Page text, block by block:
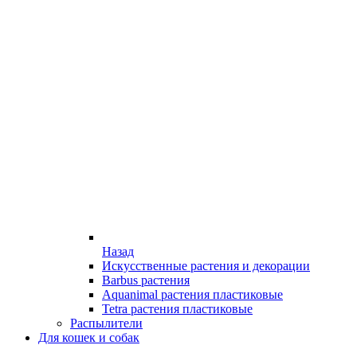
Назад
Искусственные растения и декорации
Barbus растения
Aquanimal растения пластиковые
Tetra растения пластиковые
Распылители
Для кошек и собак